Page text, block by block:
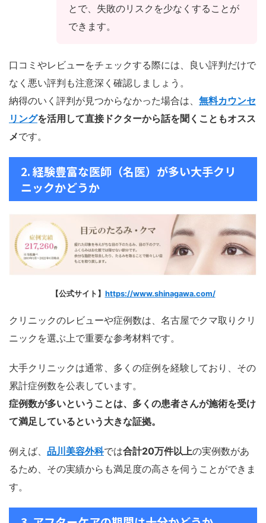
とで、失敗のリスクを少なくすることが
できます。
口コミやレビューをチェックする際には、良い評判だけで
なく悪い評判も注意深く確認しましょう。
納得のいく評判が見つからなかった場合は、 無料カウンセ
リングを活用して直接ドクターから話を聞くこともオスス
メです。
2. 経験豊富な医師（名医）が多い大手クリ
ニックかどうか
【公式サイト】 https://www.shinagawa.com/
クリニックのレビューや症例数は、名古屋でクマ取りクリ
ニックを選ぶ上で重要な参考材料です。
大手クリニックは通常、多くの症例を経験しており、その
累計症例数を公表しています。
症例数が多いということは、多くの患者さんが施術を受け
て満足しているという大きな証拠。
例えば、 品川美容外科では合計20万件以上の実例数があ
るため、その実績からも満足度の高さを伺うことができま
す。